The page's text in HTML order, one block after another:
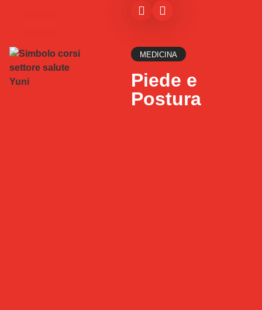
MEDICINA
Piede e
Postura